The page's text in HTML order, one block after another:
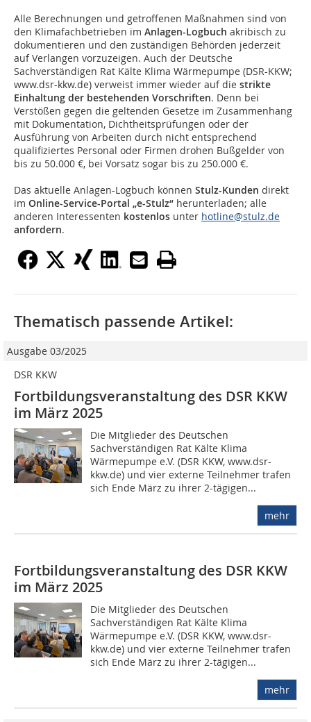
Alle Berechnungen und getroffenen Maßnahmen sind von
den Klimafachbetrieben im Anlagen-Logbuch akribisch zu
dokumentieren und den zuständigen Behörden jederzeit
auf Verlangen vorzuzeigen. Auch der Deutsche
Sachverständigen Rat Kälte Klima Wärmepumpe (DSR-KKW;
www.dsr-kkw.de) verweist immer wieder auf die strikte
Einhaltung der bestehenden Vorschriften. Denn bei
Verstößen gegen die geltenden Gesetze im Zusammenhang
mit Dokumentation, Dichtheitsprüfungen oder der
Ausführung von Arbeiten durch nicht entsprechend
qualifiziertes Personal oder Firmen drohen Bußgelder von
bis zu 50.000 €, bei Vorsatz sogar bis zu 250.000 €.
Das aktuelle Anlagen-Logbuch können Stulz-Kunden direkt
im Online-Service-Portal „e-Stulz“ herunterladen; alle
anderen Interessenten kostenlos unter hotline@stulz.de
anfordern.
Thematisch passende Artikel:
Ausgabe 03/2025
DSR KKW
Fortbildungsveranstaltung des DSR KKW
im März 2025
Die Mitglieder des Deutschen
Sachverständigen Rat Kälte Klima
Wärmepumpe e.V. (DSR KKW, www.dsr-
kkw.de) und vier externe Teilnehmer trafen
sich Ende März zu ihrer 2-tägigen...
mehr
Fortbildungsveranstaltung des DSR KKW
im März 2025
Die Mitglieder des Deutschen
Sachverständigen Rat Kälte Klima
Wärmepumpe e.V. (DSR KKW, www.dsr-
kkw.de) und vier externe Teilnehmer trafen
sich Ende März zu ihrer 2-tägigen...
mehr